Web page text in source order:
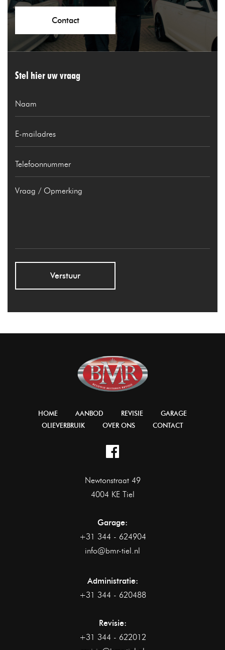
Contact
Stel hier uw vraag
Verstuur
HOME AANBOD REVISIE
GARAGE
OLIEVERBRUIK
OVER ONS CONTACT
Newtonstraat 49
4004 KE Tiel
Garage:
+31 344 - 624904
info@bmr-tiel.nl
Administratie:
+31 344 - 620488
Revisie:
+31 344 - 622012